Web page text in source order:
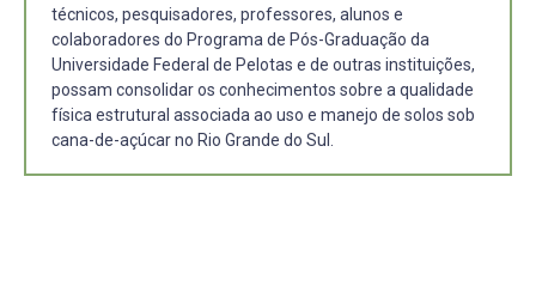
técnicos, pesquisadores, professores, alunos e
colaboradores do Programa de Pós-Graduação da
Universidade Federal de Pelotas e de outras instituições,
possam consolidar os conhecimentos sobre a qualidade
física estrutural associada ao uso e manejo de solos sob
cana-de-açúcar no Rio Grande do Sul.